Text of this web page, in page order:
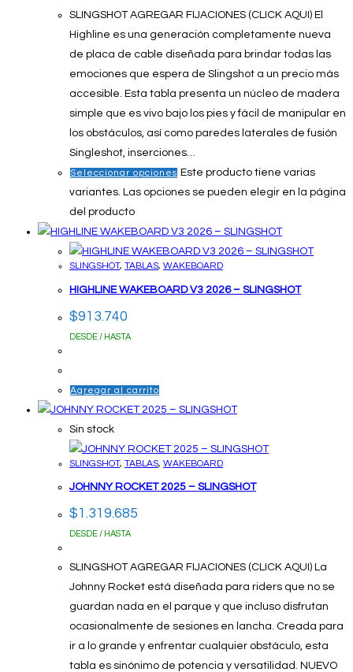
SLINGSHOT AGREGAR FIJACIONES (CLICK AQUI) El
Highline es una generación completamente nueva
de placa de cable diseñada para brindar todas las
emociones que espera de Slingshot a un precio más
accesible. Esta tabla presenta un núcleo de madera
simple que es vivo bajo los pies y fácil de manipular en
los obstáculos, así como paredes laterales de fusión
Singleshot, inserciones…
Seleccionar opciones Este producto tiene varias
variantes. Las opciones se pueden elegir en la página
del producto
SLINGSHOT, TABLAS, WAKEBOARD
HIGHLINE WAKEBOARD V3 2026 – SLINGSHOT
$913.740
DESDE / HASTA
Agregar al carrito
Sin stock
SLINGSHOT, TABLAS, WAKEBOARD
JOHNNY ROCKET 2025 – SLINGSHOT
$1.319.685
DESDE / HASTA
SLINGSHOT AGREGAR FIJACIONES (CLICK AQUI) La
Johnny Rocket está diseñada para riders que no se
guardan nada en el parque y que incluso disfrutan
ocasionalmente de sesiones en lancha. Creada para
ir a lo grande y enfrentar cualquier obstáculo, esta
tabla es sinónimo de potencia y versatilidad. NUEVO